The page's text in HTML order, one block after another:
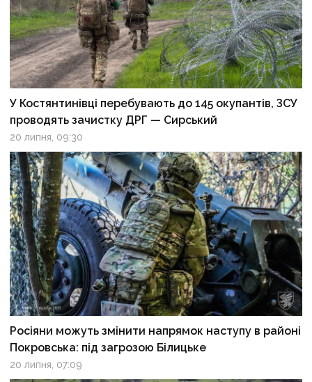
У Костянтинівці перебувають до 145 окупантів, ЗСУ
проводять зачистку ДРГ — Сирський
20 липня, 09:30
Росіяни можуть змінити напрямок наступу в районі
Покровська: під загрозою Білицьке
20 липня, 07:09